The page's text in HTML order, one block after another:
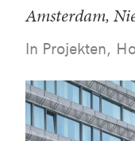
Amsterdam,
In Projekten,